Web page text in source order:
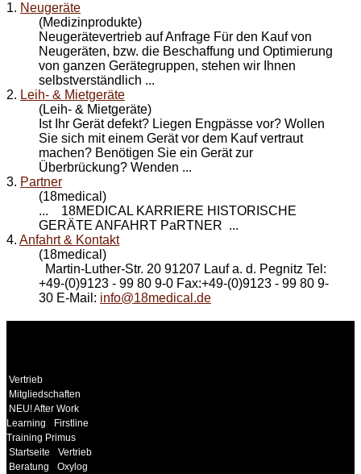
1. Neugeräte
(Medizinprodukte)
Neugerätevertrieb auf Anfrage Für den Kauf von
Neugeräten, bzw. die Beschaffung und Optimierung
von ganzen Gerätegruppen, stehen wir Ihnen
selbstverständlich ...
2. Leih- & Mietgeräte
(Leih- & Mietgeräte)
Ist Ihr Gerät defekt? Liegen Engpässe vor? Wollen
Sie sich mit einem Gerät vor dem Kauf vertraut
machen? Benötigen Sie ein Gerät zur
Überbrückung? Wenden ...
3. Partner
(18medical)
... 18MEDICAL KARRIERE HISTORISCHE
GERÄTE ANFAHRT PaRTNER ...
4. Anfahrt & Kontakt
(18medical)
Martin-Luther-Str. 20 91207 Lauf a. d. Pegnitz Tel:
+49-(0)9123 - 99 80 9-0 Fax:+49-(0)9123 - 99 80 9-
30 E-Mail: info@18medical.de
Vertrieb
Mitgliedschaften
NEU! After Work
Learning
Firstline
Training Primus
Startseite
Vertrieb
Beratung
Oxylog